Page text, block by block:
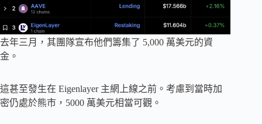
去年三月，其團隊宣布他們籌集了 5,000 萬美元的資
金。
這甚至發生在 Eigenlayer 主網上線之前。考慮到當時加
密仍處於熊市，5000 萬美元相當可觀。